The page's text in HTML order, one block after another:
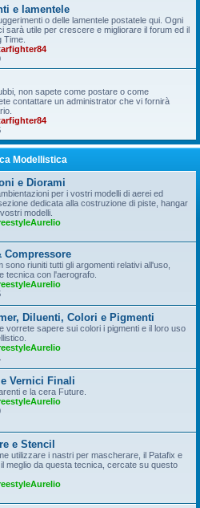
e lamentele
o delle lamentele postatele qui. Ogni
sarà utile per crescere e migliorare il forum ed il
Time.
non sapete come postare o come
contattare un administrator che vi fornirà
Modellistica
e Diorami
per i vostri modelli di aerei ed
dedicata alla costruzione di piste, hangar
modelli.
Compressore
sono riuniti tutti gli argomenti relativi all'uso,
tecnica con l'aerografo.
Diluenti, Colori e Pigmenti
vorrete sapere sui colori i pigmenti e il loro uso
Vernici Finali
e la cera Future.
e Stencil
utilizzare i nastri per mascherare, il Patafix e
meglio da questa tecnica, cercate su questo